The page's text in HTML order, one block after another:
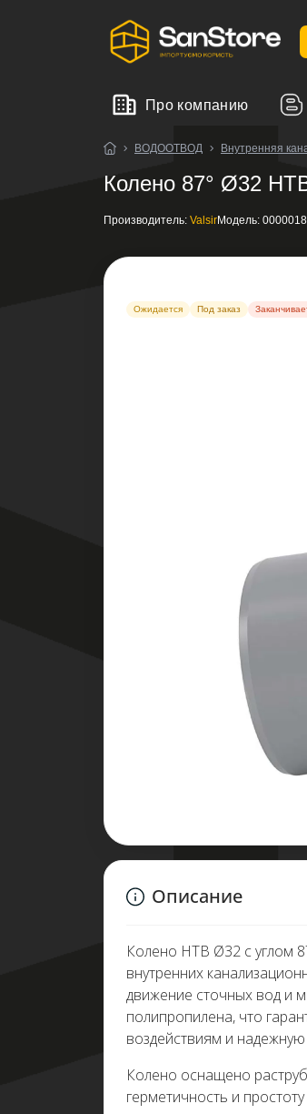
Про компанию
ВОДООТВОД Внутренняя
Колено 87° Ø32
Производитель: ValsirМодель:
Ожидается Под заказ
Описание
Колено HTB Ø32 с углом
внутренних
движение сточных вод и
полипропилена, что
воздействиям и надежную
Колено оснащено
герметичность и